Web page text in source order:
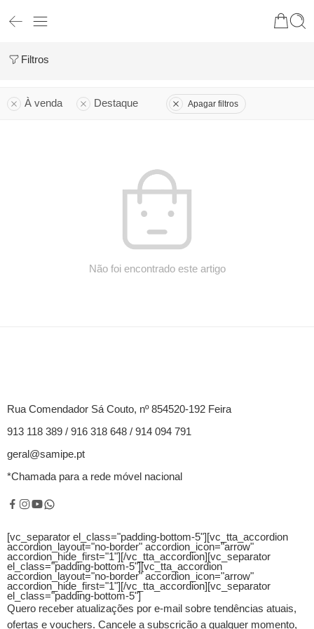
Filtros
À venda Destaque Apagar filtros
Não foi encontrado este artigo
Rua Comendador Sá Couto, nº 854520-192 Feira
913 118 389 / 916 318 648 / 914 094 791
geral@samipe.pt
*Chamada para a rede móvel nacional
[vc_separator el_class="padding-bottom-5"][vc_tta_accordion
accordion_layout="no-border" accordion_icon="arrow"
accordion_hide_first="1"] [/vc_tta_accordion][vc_separator
el_class="padding-bottom-5"][vc_tta_accordion
accordion_layout="no-border" accordion_icon="arrow"
accordion_hide_first="1"] [/vc_tta_accordion][vc_separator
el_class="padding-bottom-5"]
Quero receber atualizações por e-mail sobre tendências atuais,
ofertas e vouchers. Cancele a subscrição a qualquer momento,